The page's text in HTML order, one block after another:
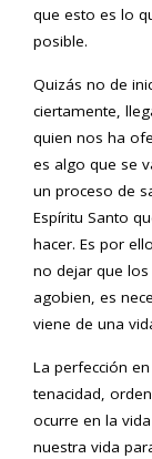
que esto es lo
posible.
Quizás no de
ciertamente,
quien nos ha
es algo que se
un proceso de
Espíritu Santo
hacer. Es por
no dejar que
agobien, es
viene de una
La perfección
tenacidad,
ocurre en la
nuestra vida